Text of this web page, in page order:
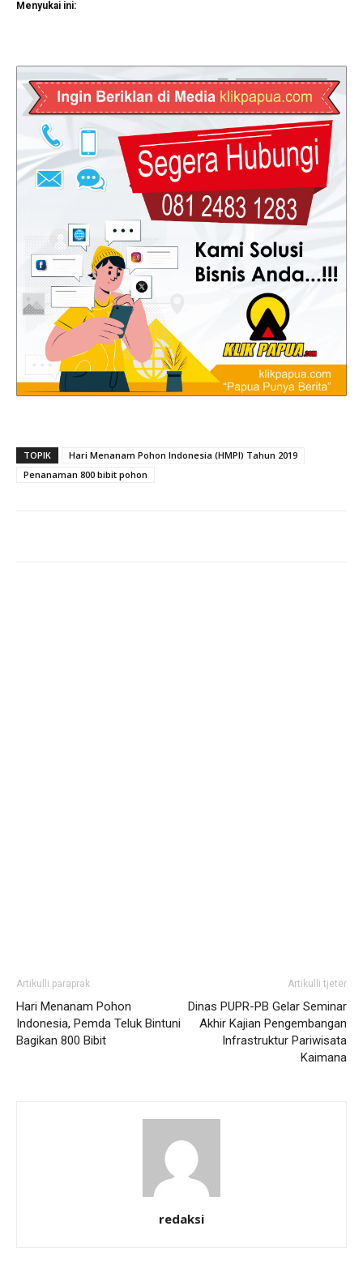
Menyukai ini:
TOPIK
Hari Menanam Pohon Indonesia (HMPI) Tahun 2019
Penanaman 800 bibit pohon
Artikulli paraprak
Hari Menanam Pohon
Indonesia, Pemda Teluk Bintuni
Bagikan 800 Bibit
Artikulli tjetër
Dinas PUPR-PB Gelar Seminar
Akhir Kajian Pengembangan
Infrastruktur Pariwisata
Kaimana
redaksi